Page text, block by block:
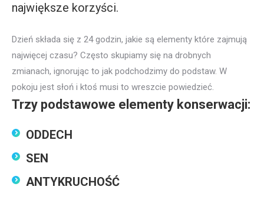
największe korzyści.
Dzień składa się z 24 godzin, jakie są elementy które zajmują
najwięcej czasu? Często skupiamy się na drobnych
zmianach, ignorując to jak podchodzimy do podstaw. W
pokoju jest słoń i ktoś musi to wreszcie powiedzieć.
Trzy podstawowe elementy konserwacji:
ODDECH
SEN
ANTYKRUCHOŚĆ